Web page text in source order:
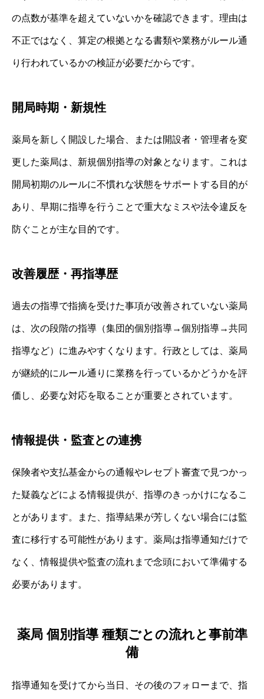
の点数が基準を超えていないかを確認できます。理由は
不正ではなく、算定の根拠となる書類や業務がルール通
り行われているかの検証が必要だからです。
開局時期・新規性
薬局を新しく開設した場合、または開設者・管理者を変
更した薬局は、新規個別指導の対象となります。これは
開局初期のルールに不慣れな状態をサポートする目的が
あり、早期に指導を行うことで重大なミスや法令違反を
防ぐことが主な目的です。
改善履歴・再指導歴
過去の指導で指摘を受けた事項が改善されていない薬局
は、次の段階の指導（集団的個別指導→個別指導→共同
指導など）に進みやすくなります。行政としては、薬局
が継続的にルール通りに業務を行っているかどうかを評
価し、必要な対応を取ることが重要とされています。
情報提供・監査との連携
保険者や支払基金からの通報やレセプト審査で見つかっ
た疑義などによる情報提供が、指導のきっかけになるこ
とがあります。また、指導結果が芳しくない場合には監
査に移行する可能性があります。薬局は指導通知だけで
なく、情報提供や監査の流れまで念頭において準備する
必要があります。
薬局 個別指導 種類ごとの流れと事前準
備
指導通知を受けてから当日、その後のフォローまで、指